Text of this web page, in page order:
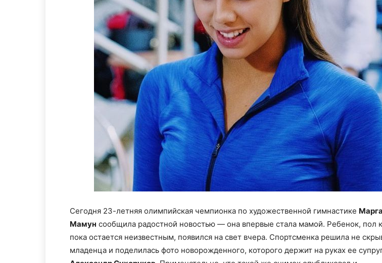
Сегодня 23-летняя олимпийская чемпионка по художественной гимнастике
Мамун сообщила радостной новостью — она впервые стала мамой. Ребенок, пол
пока остается неизвестным, появился на свет вчера. Спортсменка решила не
младенца и поделилась фото новорожденного, которого держит на руках ее